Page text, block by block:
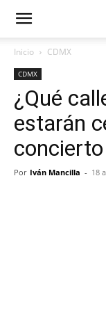
Inicio CDMX
CDMX
¿Qué
estarán
Por Iván Mancilla - 18